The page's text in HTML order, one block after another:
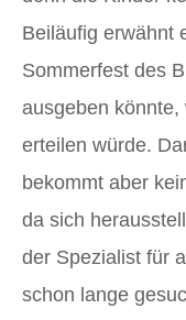
Beiläufig erwähnt
Sommerfest des
ausgeben
erteilen würde.
bekommt aber
da sich
der Spezialist für
schon lange